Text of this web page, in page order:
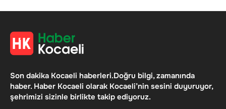
Son dakika Kocaeli haberleri.Doğru bilgi, zamanında
haber. Haber Kocaeli olarak Kocaeli’nin sesini duyuruyor,
şehrimizi sizinle birlikte takip ediyoruz.